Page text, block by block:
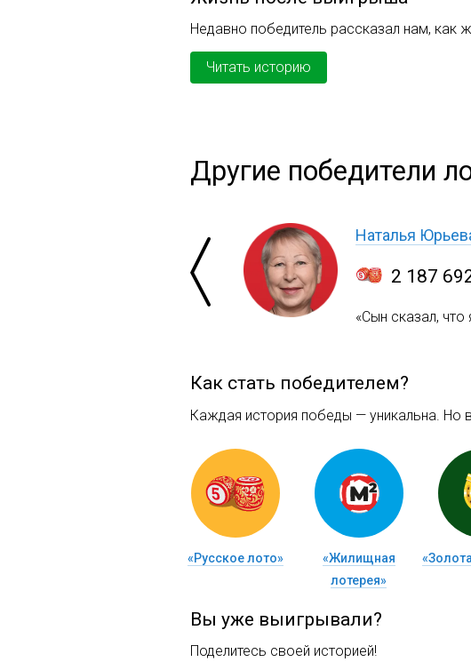
Недавно победитель рассказал нам, как
Читать историю
Другие победители
Наталья
2 187
«Сын сказал,
Как стать победителем?
Каждая история победы — уникальна. Но
«Русское лото»
«Жилищная
лотерея»
Вы уже выигрывали?
Поделитесь своей историей!